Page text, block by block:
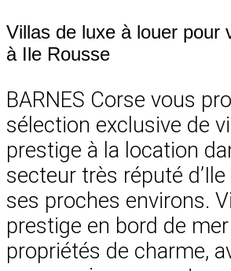
Villas de luxe à louer pour
à Ile Rousse
BARNES Corse vous
sélection exclusive de
prestige à la location
secteur très réputé
ses proches environs.
prestige en bord de
propriétés de charme,